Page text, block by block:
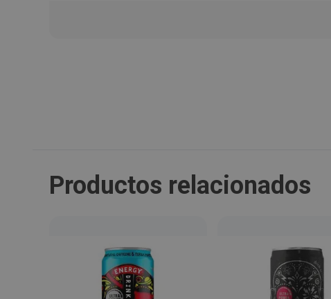
Productos relacionados